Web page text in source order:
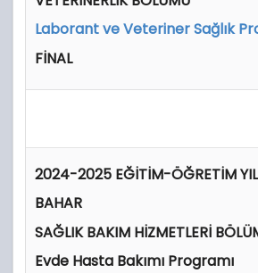
Laborant ve Veteriner Sağlık
FİNAL
2024-2025 EĞİTİM-ÖĞRETİM
BAHAR
SAĞLIK BAKIM HİZMETLERİ
Evde Hasta Bakımı Programı